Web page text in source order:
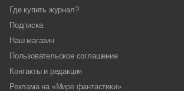
Где купить журнал?
Подписка
Наш магазин
Пользовательское соглашение
Контакты и редакция
Реклама на «Мире фантастики»